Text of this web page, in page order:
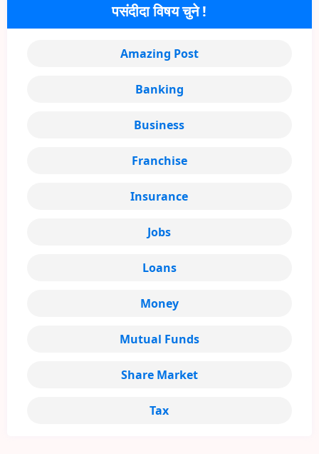
पसंदीदा विषय चुने !
Amazing Post
Banking
Business
Franchise
Insurance
Jobs
Loans
Money
Mutual Funds
Share Market
Tax